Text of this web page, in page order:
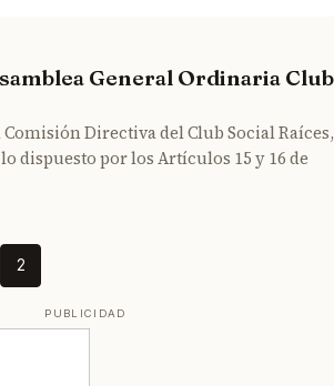
General Ordinaria Club
Comisión Directiva del Club Social Raíces,
dispuesto por los Artículos 15 y 16 de
2